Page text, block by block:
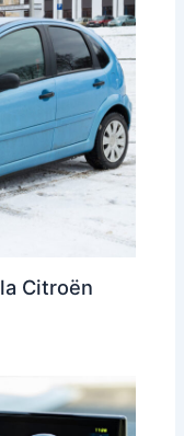
Citroën